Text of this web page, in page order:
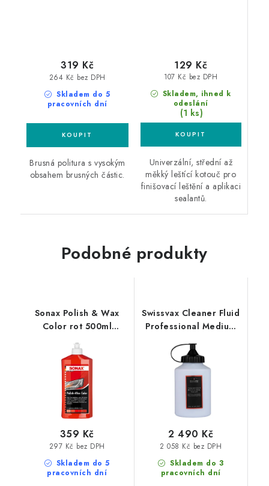
Skladem do 5
pracovních dní
264 Kč bez DPH
319 Kč
Brusná politura s vysokým
obsahem brusných částic.
Skladem, ihned k
odeslání
(1 ks)
107 Kč bez DPH
129 Kč
Univerzální, střední až
měkký leštící kotouč pro
finišovací leštění a aplikaci
sealantů.
Podobné produkty
Sonax Polish & Wax
Color rot 500ml
Skladem do 5
pracovních dní
297 Kč bez DPH
359 Kč
Swissvax Cleaner Fluid
Professional Medium
leštící pasta
Skladem do 3
pracovních dní
2 058 Kč bez DPH
2 490 Kč